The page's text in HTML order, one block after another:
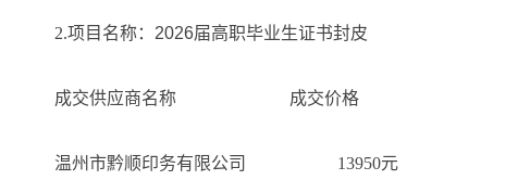
2.项目名称： 2026届高职毕业生证书封皮
成交供应商名称 成交价格
温州市黔顺印务有限公司 13950元